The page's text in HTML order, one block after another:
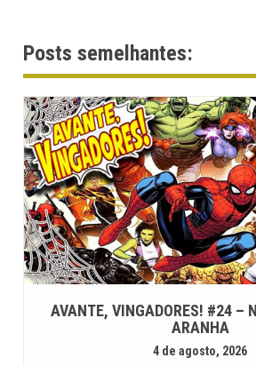
Posts semelhantes:
AVANTE, VINGADORES! #24 –
ARANHA
4 de agosto, 2026